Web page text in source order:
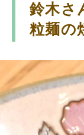
鈴木さ
粒麺の